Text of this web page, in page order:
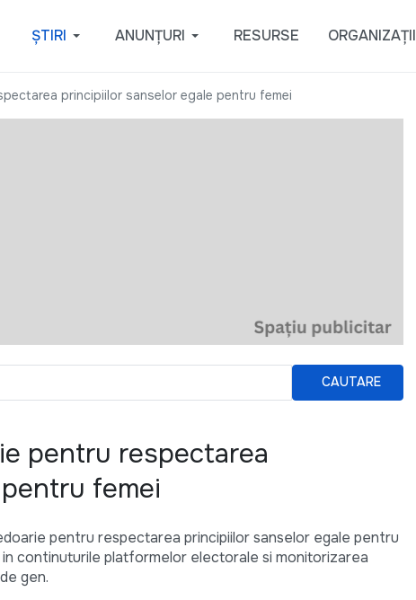
ȘTIRI ANUNȚURI RESURSE ORGANIZAȚII
principiilor sanselor egale pentru femei
CAUTARE
pentru respectarea
femei
pentru respectarea principiilor sanselor egale pentru
continuturile platformelor electorale si monitorizarea
gen.